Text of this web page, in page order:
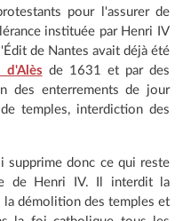
pour l'assurer de
instituée par Henri IV
de Nantes avait déjà été
d'Alès de 1631 et par des
des enterrements de jour
temples, interdiction des
supprime donc ce qui reste
de Henri IV. Il interdit la
démolition des temples et